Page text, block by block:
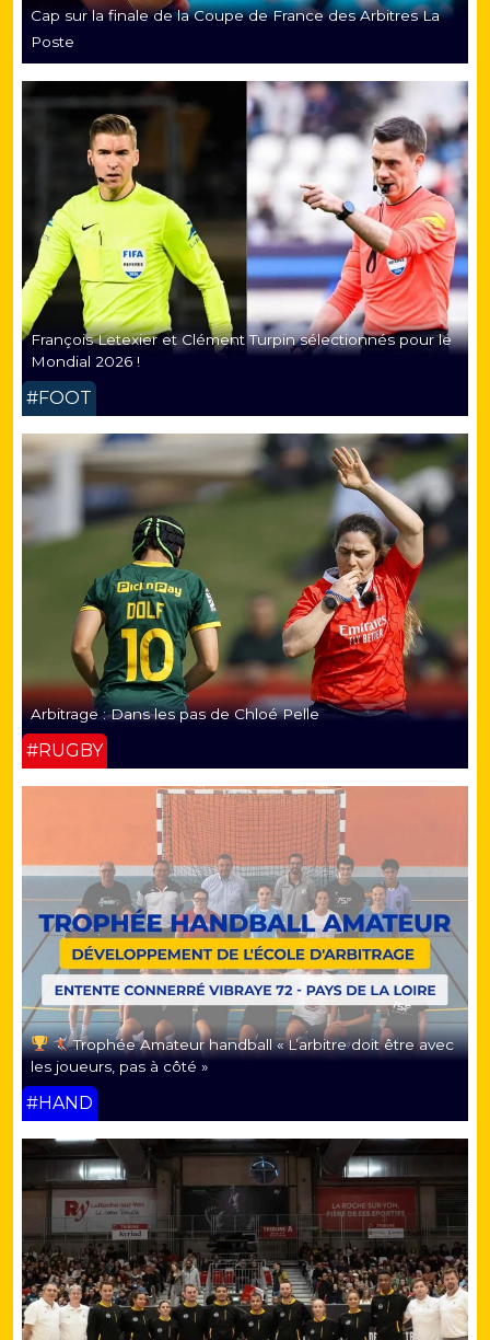
Cap sur la finale de la Coupe de France des Arbitres La
Poste
François Letexier et Clément Turpin sélectionnés pour le
Mondial 2026 !
#FOOT
Arbitrage : Dans les pas de Chloé Pelle
#RUGBY
Trophée Amateur handball « L’arbitre doit être avec
les joueurs, pas à côté »
#HAND